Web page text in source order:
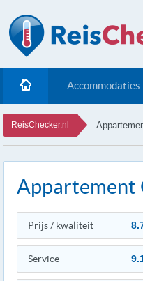
Accommodaties
ReisChecker.nl
Appartement
Prijs / kwaliteit
Service